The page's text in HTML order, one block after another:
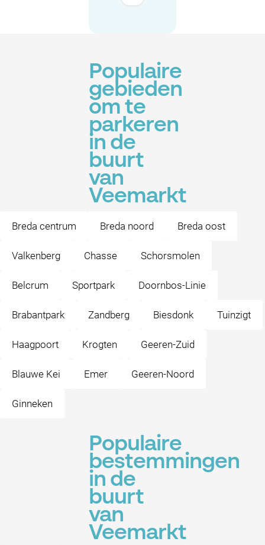
Populaire
gebieden
om te
parkeren
in de
buurt
van
Veemarkt
Breda centrum Breda noord Breda oost
Valkenberg Chasse Schorsmolen
Belcrum Sportpark Doornbos-Linie
Brabantpark Zandberg Biesdonk Tuinzigt
Haagpoort Krogten Geeren-Zuid
Blauwe Kei Emer Geeren-Noord
Ginneken
Populaire
bestemmingen
in de
buurt
van
Veemarkt